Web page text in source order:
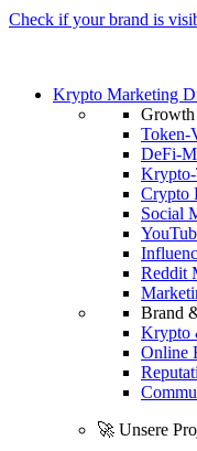
Check if your brand is
Krypto Marketing
Token-
DeFi-
Crypto
Social
Reddit
Brand
Krypto
Online
🚀 Unsere